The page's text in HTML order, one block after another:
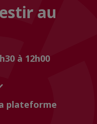
au
à 12h00
plateforme